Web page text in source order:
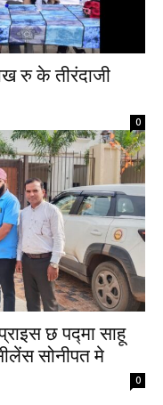
रु के तीरंदाजी
0
छ पद्मा साहू
सोनीपत मे
0